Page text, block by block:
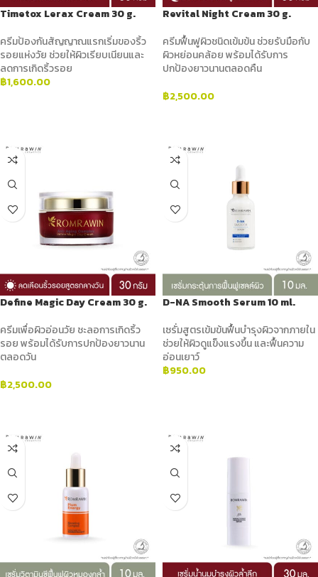
Timetox Lerax Cream 30 g.
ครีมป้องกันสัญญาณแรกเริ่มของริ้ว
รอยแห่งวัย ช่วยให้ผิวเรียบเนียนและ
ลดการเกิดริ้วรอย
฿1,600.00
Revital Night Cream 30 g.
ครีมฟื้นฟูผิวชนิดเข้มข้น ช่วยรับมือกับ
ผิวหย่อนคล้อย พร้อมได้รับการ
ปกป้องยาวนานตลอดคืน
฿2,500.00
Define Magic Day Cream 30 g.
ครีมเพื่อผิวอ่อนวัย ชะลอการเกิดริ้ว
รอย พร้อมได้รับการปกป้องยาวนาน
ตลอดวัน
฿2,500.00
D-NA Smooth Serum 10 ml.
เซรั่มสูตรเข้มข้นฟื้นบำรุงผิวจากภายใน
ช่วยให้ผิวดูแข็งแรงขึ้น และฟื้นความ
อ่อนเยาว์
฿950.00